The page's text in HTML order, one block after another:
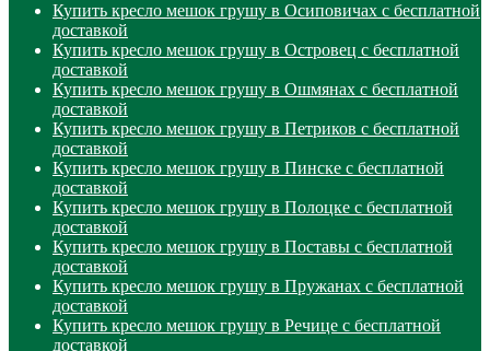
Купить кресло мешок грушу в Осиповичах с бесплатной
доставкой
Купить кресло мешок грушу в Островец с бесплатной
доставкой
Купить кресло мешок грушу в Ошмянах с бесплатной
доставкой
Купить кресло мешок грушу в Петриков с бесплатной
доставкой
Купить кресло мешок грушу в Пинске с бесплатной
доставкой
Купить кресло мешок грушу в Полоцке с бесплатной
доставкой
Купить кресло мешок грушу в Поставы с бесплатной
доставкой
Купить кресло мешок грушу в Пружанах с бесплатной
доставкой
Купить кресло мешок грушу в Речице с бесплатной
доставкой